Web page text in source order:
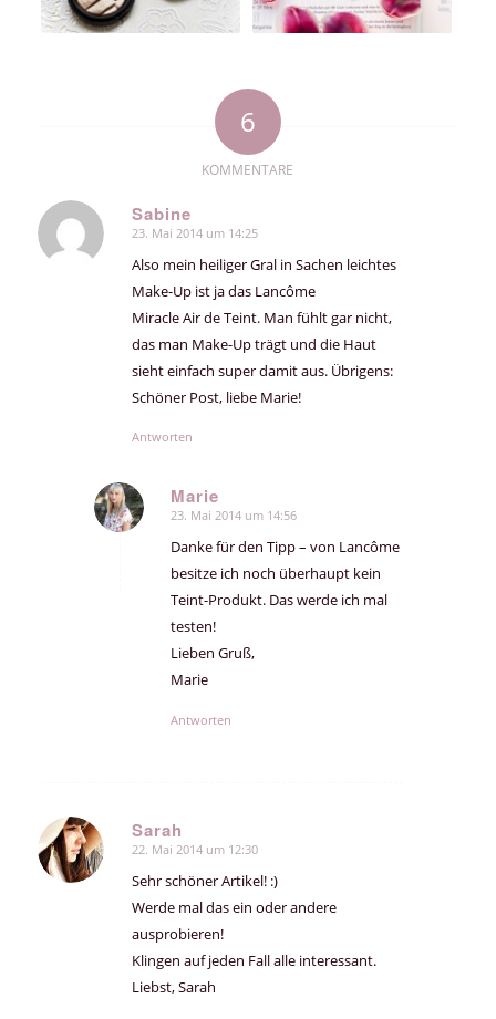
6
KOMMENTARE
Sabine
sagte:
23. Mai 2014 um 14:25
Also mein heiliger Gral in Sachen leichtes
Make-Up ist ja das Lancôme
Miracle Air de Teint. Man fühlt gar nicht,
das man Make-Up trägt und die Haut
sieht einfach super damit aus. Übrigens:
Schöner Post, liebe Marie!
Antworten
Marie
sagte:
23. Mai 2014 um 14:56
Danke für den Tipp – von Lancôme
besitze ich noch überhaupt kein
Teint-Produkt. Das werde ich mal
testen!
Lieben Gruß,
Marie
Antworten
Sarah
sagte:
22. Mai 2014 um 12:30
Sehr schöner Artikel! :)
Werde mal das ein oder andere
ausprobieren!
Klingen auf jeden Fall alle interessant.
Liebst, Sarah